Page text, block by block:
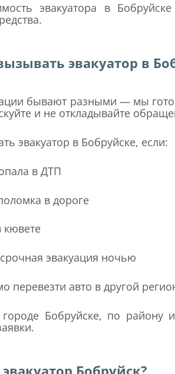
эвакуатора в
эвакуатор в
бывают разными — мы
и не откладывайте
эвакуатор в Бобруйске, если:
в ДТП
в дороге
кювете
эвакуация ночью
перевезти авто в другой
Бобруйске, по району
Бобруйск?